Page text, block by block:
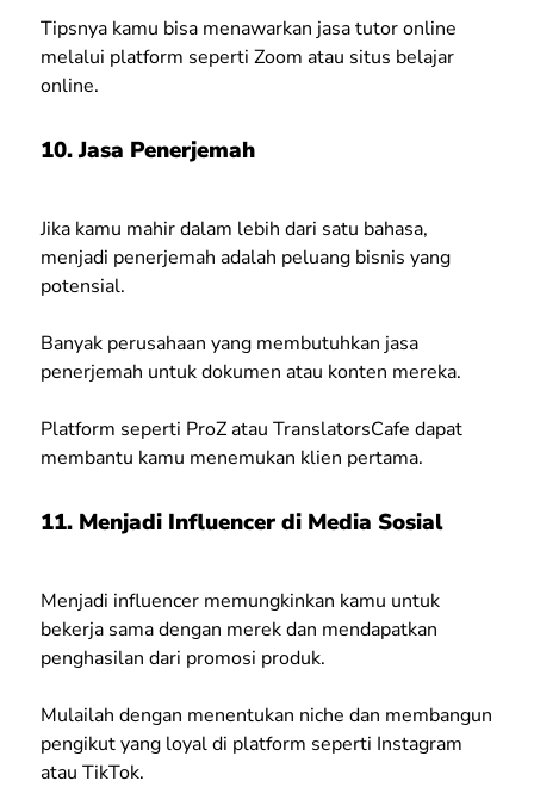
Tipsnya kamu bisa menawarkan jasa tutor online
melalui platform seperti Zoom atau situs belajar
online.
10. Jasa Penerjemah
Jika kamu mahir dalam lebih dari satu bahasa,
menjadi penerjemah adalah peluang bisnis yang
potensial.
Banyak perusahaan yang membutuhkan jasa
penerjemah untuk dokumen atau konten mereka.
Platform seperti ProZ atau TranslatorsCafe dapat
membantu kamu menemukan klien pertama.
11. Menjadi Influencer di Media Sosial
Menjadi influencer memungkinkan kamu untuk
bekerja sama dengan merek dan mendapatkan
penghasilan dari promosi produk.
Mulailah dengan menentukan niche dan membangun
pengikut yang loyal di platform seperti Instagram
atau TikTok.